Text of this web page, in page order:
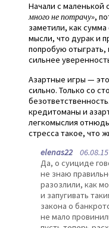
Начали с
много не потрачу»,
заметили, как сумма
мысли, что дурак и
попробую
сильнее
Азартные игры —
сильно. Только со
кредитоманы и
легкомыслия
стресса такое, что
elenas22
Да, о суициде
не знаю
разозлили, как
и запугивать
закона о
не мало